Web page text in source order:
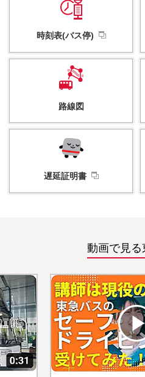
時刻表(バス停)
路線図
遅延証明書
動画で見る